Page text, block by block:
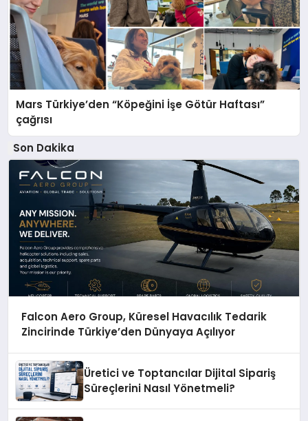
Mars Türkiye’den “Köpeğini İşe Götür Haftası”
çağrısı
Son Dakika
Falcon Aero Group, Küresel Havacılık Tedarik
Zincirinde Türkiye’den Dünyaya Açılıyor
Üretici ve Toptancılar Dijital Sipariş
Süreçlerini Nasıl Yönetmeli?